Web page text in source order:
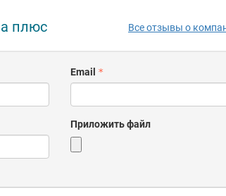
плюс Все отзывы о
Email
Приложить файл